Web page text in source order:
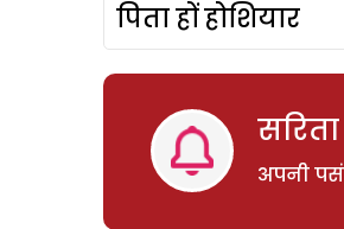
पिता हों होशियार
अपनी